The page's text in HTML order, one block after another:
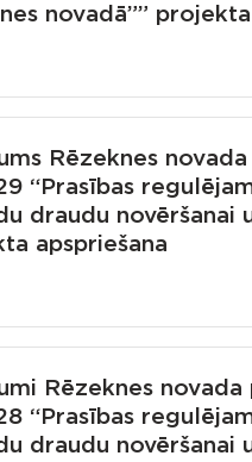
novadā””
Rēzeknes
“Prasības
draudu
apspriešana
Rēzeknes
“Prasības
draudu